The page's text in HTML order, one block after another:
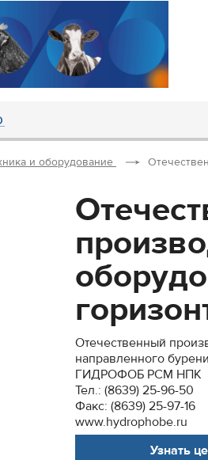
и оборудование
Отечественный
направленного
ГИДРОФОБ РСМ НПК
Тел.: (8639) 25-96-50
Факс: (8639) 25-97-16
www.hydrophobe.ru
Узнать